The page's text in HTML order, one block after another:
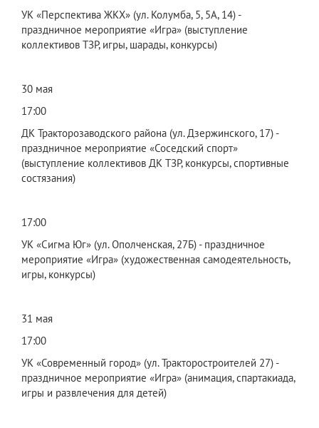
УК «Перспектива ЖКХ» (ул. Колумба, 5, 5А, 14) -
праздничное мероприятие «Игра» (выступление
коллективов ТЗР, игры, шарады, конкурсы)
30 мая
17:00
ДК Тракторозаводского района (ул. Дзержинского, 17) -
праздничное мероприятие «Соседский спорт»
(выступление коллективов ДК ТЗР, конкурсы, спортивные
состязания)
17:00
УК «Сигма Юг» (ул. Ополченская, 27Б) - праздничное
мероприятие «Игра» (художественная самодеятельность,
игры, конкурсы)
31 мая
17:00
УК «Современный город» (ул. Тракторостроителей 27) -
праздничное мероприятие «Игра» (анимация, спартакиада,
игры и развлечения для детей)